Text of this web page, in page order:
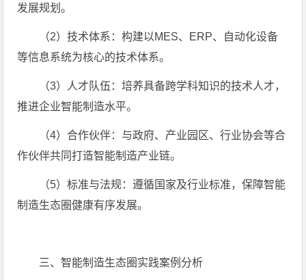
发展规划。
（2）技术体系：构建以MES、ERP、自动化设备
等信息系统为核心的技术体系。
（3）人才队伍：培养具备跨学科知识的技术人才，
推进企业智能制造水平。
（4）合作伙伴：与政府、产业园区、行业协会等合
作伙伴共同打造智能制造产业链。
（5）标准与法规：遵循国家及行业标准，保障智能
制造生态圈健康有序发展。
三、智能制造生态圈实践案例分析